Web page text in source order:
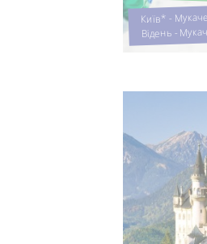
Київ* -
Відень -